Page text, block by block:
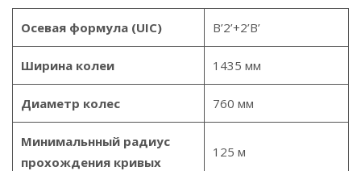
Осевая формула (UIC) B’2’+2’B’
Ширина колеи 1435 мм
Диаметр колес 760 мм
Минимальнный радиус
прохождения кривых
125 м